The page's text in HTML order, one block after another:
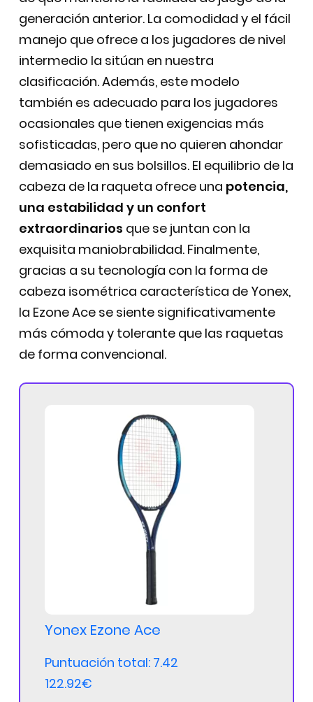
generación anterior. La comodidad y el fácil
manejo que ofrece a los jugadores de nivel
intermedio la sitúan en nuestra
clasificación. Además, este modelo
también es adecuado para los jugadores
ocasionales que tienen exigencias más
sofisticadas, pero que no quieren ahondar
demasiado en sus bolsillos. El equilibrio de la
cabeza de la raqueta ofrece una potencia,
una estabilidad y un confort
extraordinarios que se juntan con la
exquisita maniobrabilidad. Finalmente,
gracias a su tecnología con la forma de
cabeza isométrica característica de Yonex,
la Ezone Ace se siente significativamente
más cómoda y tolerante que las raquetas
de forma convencional.
Yonex Ezone Ace
Puntuación total: 7.42
122.92€